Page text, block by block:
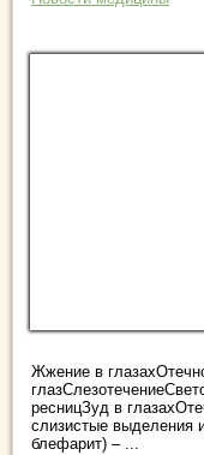
Жжение в
ресницЗуд в
слизистые выделения
блефарит) – ...